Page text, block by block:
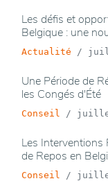
Les défis et
Belgique : une
Actualité /
Une Période de
les Congés d'Été
Conseil /
Les Interventions
de Repos en
Conseil /